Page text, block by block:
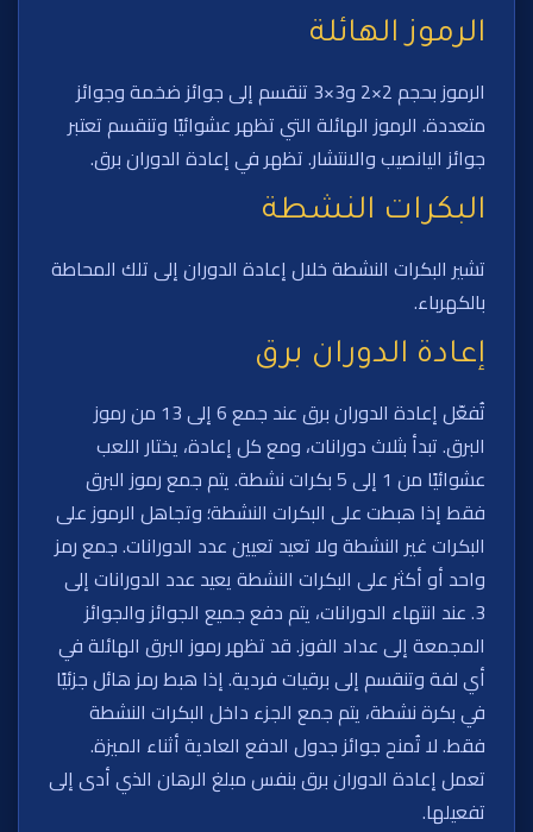
الرموز الهائلة
الرموز بحجم 2×2 و3×3 تنقسم إلى جوائز ضخمة وجوائز
متعددة. الرموز الهائلة التي تظهر عشوائيًا وتنقسم تعتبر
جوائز اليانصيب والانتشار. تظهر في إعادة الدوران برق.
البكرات النشطة
تشير البكرات النشطة خلال إعادة الدوران إلى تلك المحاطة
بالكهرباء.
إعادة الدوران برق
تُفعّل إعادة الدوران برق عند جمع 6 إلى 13 من رموز
البرق. تبدأ بثلاث دورانات، ومع كل إعادة، يختار اللعب
عشوائيًا من 1 إلى 5 بكرات نشطة. يتم جمع رموز البرق
فقط إذا هبطت على البكرات النشطة؛ وتجاهل الرموز على
البكرات غير النشطة ولا تعيد تعيين عدد الدورانات. جمع رمز
واحد أو أكثر على البكرات النشطة يعيد عدد الدورانات إلى
3. عند انتهاء الدورانات، يتم دفع جميع الجوائز والجوائز
المجمعة إلى عداد الفوز. قد تظهر رموز البرق الهائلة في
أي لفة وتنقسم إلى برقيات فردية. إذا هبط رمز هائل جزئيًا
في بكرة نشطة، يتم جمع الجزء داخل البكرات النشطة
فقط. لا تُمنح جوائز جدول الدفع العادية أثناء الميزة.
تعمل إعادة الدوران برق بنفس مبلغ الرهان الذي أدى إلى
تفعيلها.